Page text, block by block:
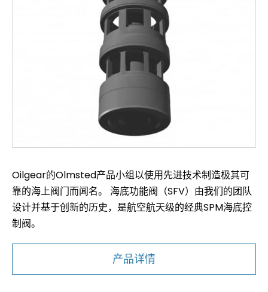
Oilgear的Olmsted产品小组以使用先进技术制造极其可
靠的海上阀门而闻名。 海底功能阀（SFV）由我们的团队
设计并基于创新的历史，是航空航天级的经典SPM海底控
制阀。
产品详情